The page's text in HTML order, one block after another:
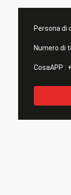
Persona di
Numero di
CosaAPP :